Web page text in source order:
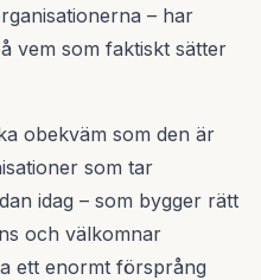
– har
vem som faktiskt sätter
obekväm som den är
som tar
idag – som bygger rätt
och välkomnar
ett enormt försprång